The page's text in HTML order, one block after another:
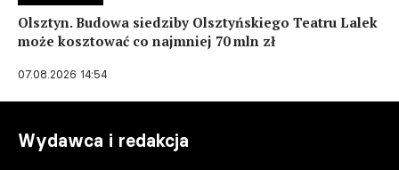
Olsztyn. Budowa siedziby Olsztyńskiego Teatru Lalek
może kosztować co najmniej 70 mln zł
07.08.2026 14:54
Wydawca i redakcja